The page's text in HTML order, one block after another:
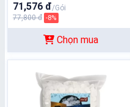
71,576 đ/Gói
77,800 đ -8%
Chọn mua